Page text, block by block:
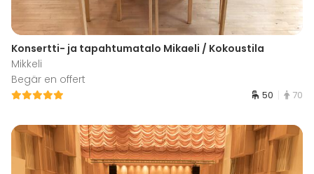
Konsertti- ja tapahtumatalo Mikaeli / Kokoustila
Mikkeli
Begär en offert
50 70